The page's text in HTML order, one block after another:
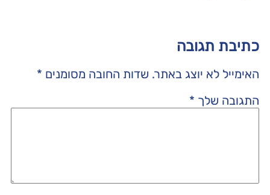
כתיבת תגובה
האימייל לא יוצג באתר. שדות החובה מסומנים *
התגובה שלך *